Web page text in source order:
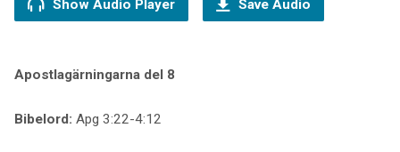
Show Audio Player Save Audio
Apostlagärningarna del 8
Bibelord: Apg 3:22-4:12